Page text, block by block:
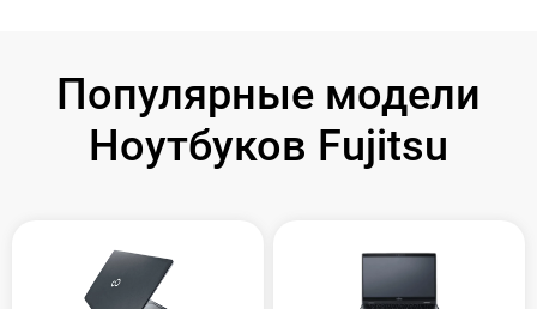
Популярные модели
Ноутбуков Fujitsu